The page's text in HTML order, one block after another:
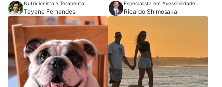
Frequentar na Cidade
Nutricionista e Terapeuta
Ayurveda
Tayane Fernandes
PasseiosEspecialista em Acessibilidade,
Inclusão e Turismo
Ricardo Shimosakai